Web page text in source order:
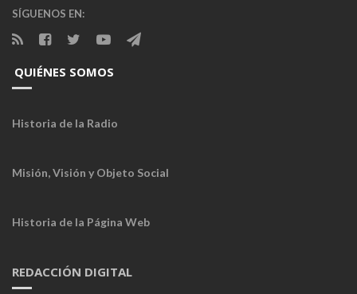
SÍGUENOS EN:
QUIÉNES SOMOS
Historia de la Radio
Misión, Visión y Objeto Social
Historia de la Página Web
REDACCIÓN DIGITAL